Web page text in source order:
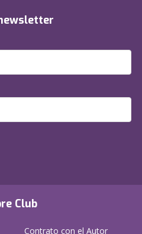
Club
Contrato con el Autor